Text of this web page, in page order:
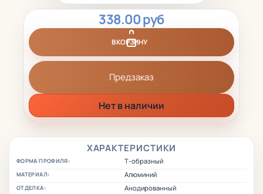
ХАРАКТЕРИСТИКИ
ФОРМА ПРОФИЛЯ: Т-образный
МАТЕРИАЛ: Алюминий
ОТДЕЛКА: Анодированный
338.00 руб
В КОРЗИНУ
Предзаказ
Нет в наличии